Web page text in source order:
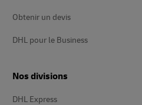
Obtenir un devis
DHL pour le Business
Nos divisions
DHL Express